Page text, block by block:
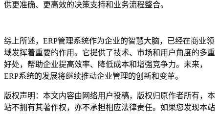
供更准确、更高效的决策支持和业务流程整合。
综上所述，ERP管理系统作为企业的智慧大脑，已经在商业领
域发挥着重要的作用。它提供了技术、市场和用户角度的多重
好处，帮助企业提高效率、降低成本和增强竞争力。未来，
ERP系统的发展将继续推动企业管理的创新和变革。
版权声明：本文内容由网络用户投稿，版权归原作者所有，本
站不拥有其著作权，亦不承担相应法律责任。如果您发现本站